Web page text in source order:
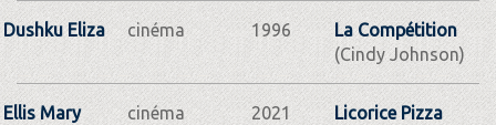
Dushku Eliza cinéma 1996
La Compétition
(Cindy Johnson)
Ellis Mary
cinéma 2021
Licorice Pizza